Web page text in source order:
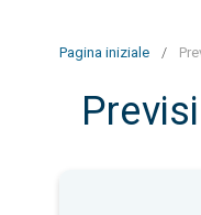
Pagina iniziale /